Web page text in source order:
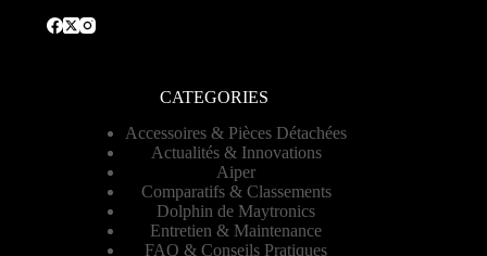
CATEGORIES
Accessoires & Pièces Détachées
Actualités & Innovations
Aiper
Comparatifs & Classements
Dolphin de Maytronics
Entretien & Maintenance
FAQ & Conseils Pratiques